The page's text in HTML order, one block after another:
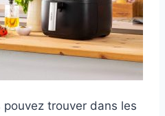
trouver dans les